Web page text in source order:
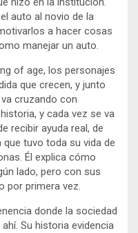
auto al novio de la
a hacer cosas
manejar un auto.
of age, los personajes
que crecen, y junto
cruzando con
y cada vez se va
recibir ayuda real, de
tuvo toda su vida de
Él explica cómo
lado, pero con sus
por primera vez.
donde la sociedad
Su historia evidencia